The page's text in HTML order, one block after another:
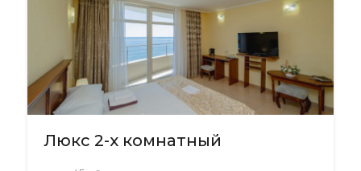
Люкс 2-х комнатный